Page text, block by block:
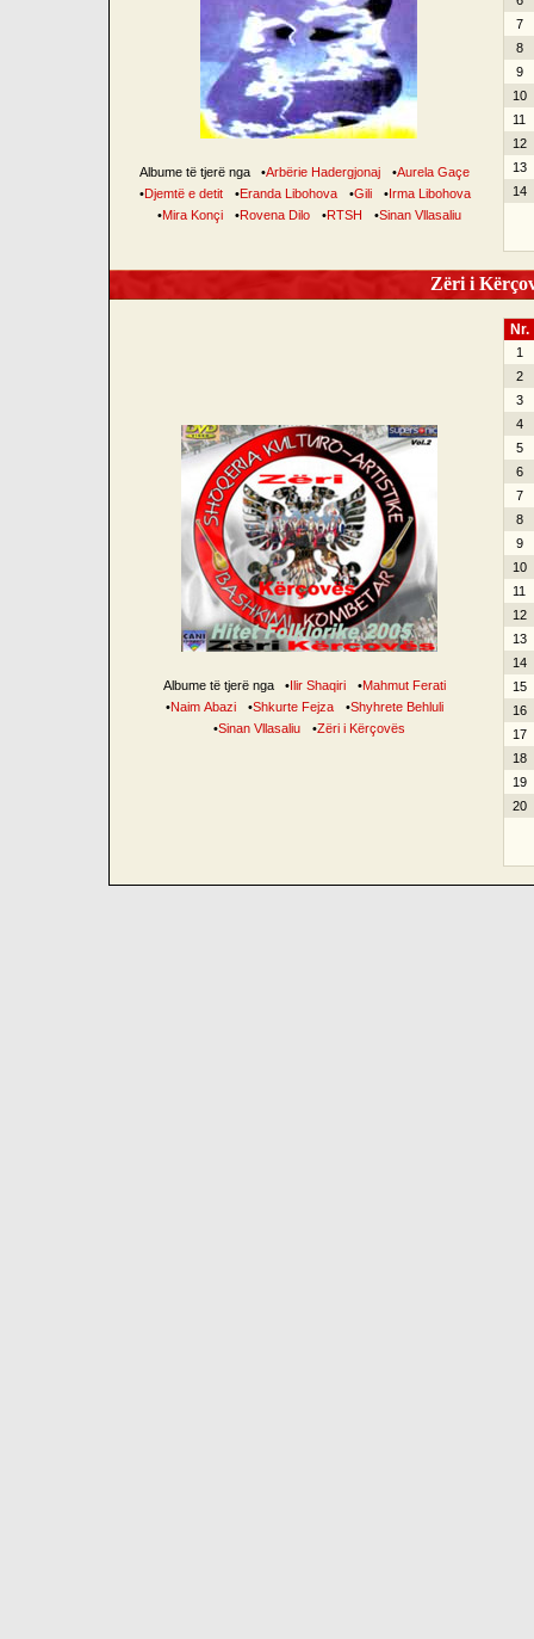
Albume të tjerë nga •Arbërie Hadergjonaj •Aurela Gaçe
•Djemtë e detit •Eranda Libohova •Gili •Irma Libohova
•Mira Konçi •Rovena Dilo •RTSH •Sinan Vllasaliu
7
8
9
10
11
12
13
14
Zëri i
Albume të tjerë nga •Ilir Shaqiri •Mahmut Ferati
•Naim Abazi •Shkurte Fejza •Shyhrete Behluli
•Sinan Vllasaliu •Zëri i Kërçovës
Nr.
1
2
3
4
5
6
7
8
9
10
11
12
13
14
15
16
17
18
19
20